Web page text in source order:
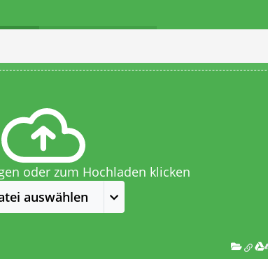
oder zum Hochladen klicken
auswählen